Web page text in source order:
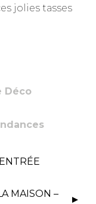
jolies tasses
Déco
MAISON –